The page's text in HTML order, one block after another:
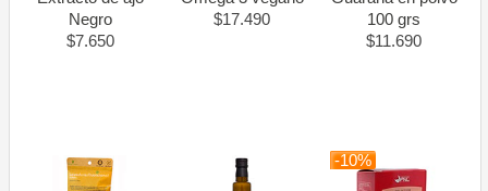
Negro
$7.650
$17.490
100 grs
$11.690
-10%